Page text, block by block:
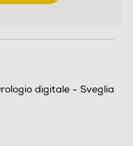
e funzione Snooze
digitale - Sveglia